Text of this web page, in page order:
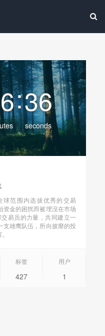
:38
seconds
球范围内选拔优秀的交易
资金的困扰而被埋没在市场
易员的力量，共同建立一
支雄鹰队伍，所向披靡的投
标签
427
用户
1